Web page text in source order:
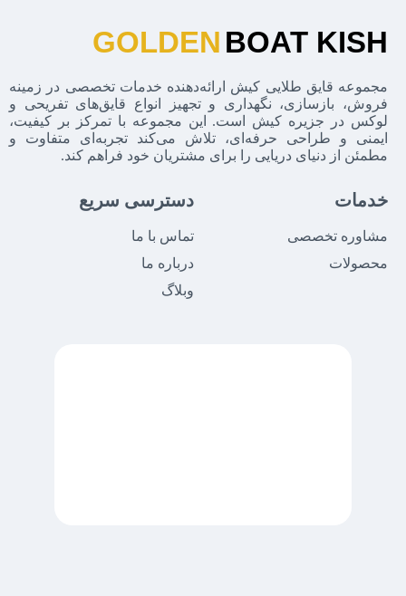
BOAT KISH
GOLDEN
مجموعه قایق طلایی کیش ارائه‌دهنده خدمات تخصصی در زمینه
فروش، بازسازی، نگهداری و تجهیز انواع قایق‌های تفریحی و
لوکس در جزیره کیش است. این مجموعه با تمرکز بر کیفیت،
ایمنی و طراحی حرفه‌ای، تلاش می‌کند تجربه‌ای متفاوت و
مطمئن از دنیای دریایی را برای مشتریان خود فراهم کند.
خدمات
مشاوره تخصصی
محصولات
دسترسی سریع
تماس با ما
درباره ما
وبلاگ